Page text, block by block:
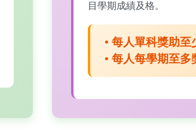
目學期成績及格。
• 每人單科獎助至
• 每人每學期至多